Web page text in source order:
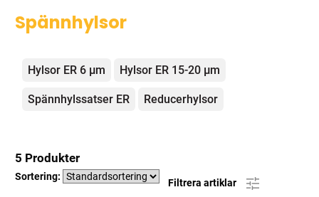
Spännhylsor
Kategorier
Hylsor ER 6 µm Hylsor ER 15-20 µm
Spännhylssatser ER Reducerhylsor
5 Produkter
Sortering:
Filtrera artiklar